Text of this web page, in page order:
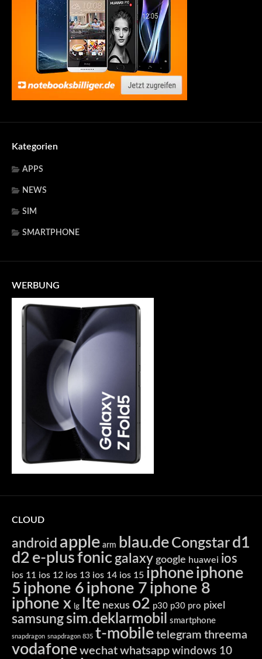
Kategorien
APPS
NEWS
SIM
SMARTPHONE
WERBUNG
CLOUD
android apple arm blau.de Congstar d1
d2 e-plusfonic galaxy google huawei ios
ios 11 ios 12 ios 13 ios 14 ios 15 iphoneiphone
5 iphone 6 iphone 7 iphone 8
iphone x lg lte nexus o2 p30 p30 pro pixel
samsung sim.deklarmobil smartphone
snapdragon snapdragon 835 t-mobile telegram threema
vodafone wechat whatsapp windows 10